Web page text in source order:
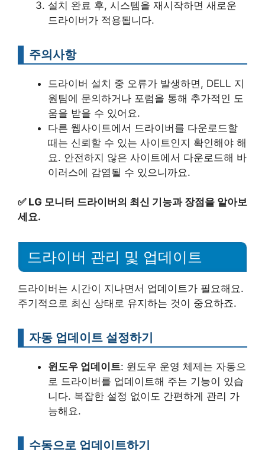
설치 완료 후, 시스템을 재시작하면 새로운
드라이버가 적용됩니다.
주의사항
드라이버 설치 중 오류가 발생하면, DELL 지
원팀에 문의하거나 포럼을 통해 추가적인 도
움을 받을 수 있어요.
다른 웹사이트에서 드라이버를 다운로드할
때는 신뢰할 수 있는 사이트인지 확인해야 해
요. 안전하지 않은 사이트에서 다운로드해 바
이러스에 감염될 수 있으니까요.
✅ LG 모니터 드라이버의 최신 기능과 장점을 알아보
세요.
드라이버 관리 및 업데이트
드라이버는 시간이 지나면서 업데이트가 필요해요.
주기적으로 최신 상태로 유지하는 것이 중요하죠.
자동 업데이트 설정하기
윈도우 업데이트: 윈도우 운영 체제는 자동으
로 드라이버를 업데이트해 주는 기능이 있습
니다. 복잡한 설정 없이도 간편하게 관리 가
능해요.
수동으로 업데이트하기